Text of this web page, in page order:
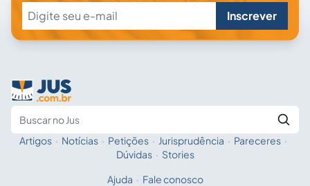
Inscrever
Fale com a IA
Artigos · Notícias · Petições · Jurisprudência · Pareceres ·
Dúvidas · Stories
Ajuda · Fale conosco